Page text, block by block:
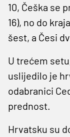
10, Češka se
16), no do
šest, a Česi
U trećem
uslijedilo je
odabranici
prednost.
Hrvatsku su